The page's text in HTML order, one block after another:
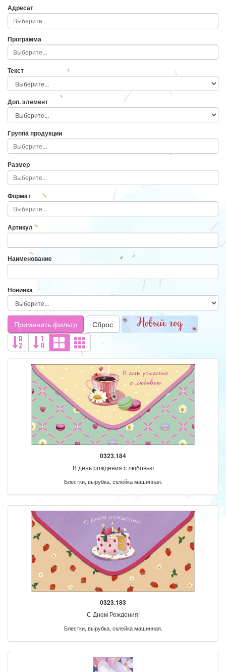
Адресат
Программа
Текст
Доп. элемент
Группа продукции
Размер
Формат
Артикул
Наименование
Новинка
Применить фильтр Сброс
0323.184
В день рождения с любовью
Блестки, вырубка, склейка машинная.
0323.183
С Днем Рождения!
Блестки, вырубка, склейка машинная.